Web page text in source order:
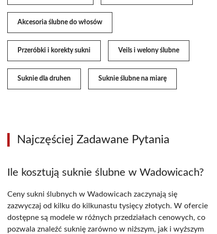
Akcesoria ślubne do włosów
Przeróbki i korekty sukni Veils i welony ślubne
Suknie dla druhen Suknie ślubne na miarę
Najczęściej Zadawane Pytania
Ile kosztują suknie ślubne w Wadowicach?
Ceny sukni ślubnych w Wadowicach zaczynają się
zazwyczaj od kilku do kilkunastu tysięcy złotych. W ofercie
dostępne są modele w różnych przedziałach cenowych, co
pozwala znaleźć suknię zarówno w niższym, jak i wyższym